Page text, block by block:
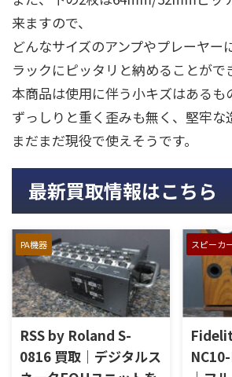
来ますので、
どんなサイズのアンプやプレーヤー
ラックにピッタリと納めることがで
本商品は使用に伴う小キズはあるも
ずっしりと重く歪みも無く、堅牢な
まだまだ現役で使えそうです。
最新買取情報はこちら
PA機器
RSS by Roland S-
0816 買取｜デジタルス
スピーカ